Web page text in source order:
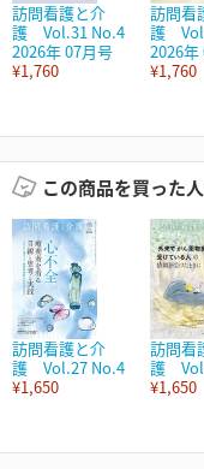
訪問看護と介
護 Vol.31 No.4
2026年 07月号
¥1,760
訪問看
護
2026年
¥1,760
この商品を買った
訪問看護と介
護 Vol.27 No.4
¥1,650
訪問看
護
¥1,650